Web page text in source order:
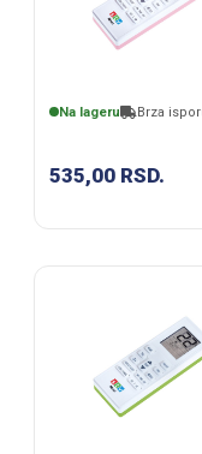
Na lageru Brza
535,00 RSD.